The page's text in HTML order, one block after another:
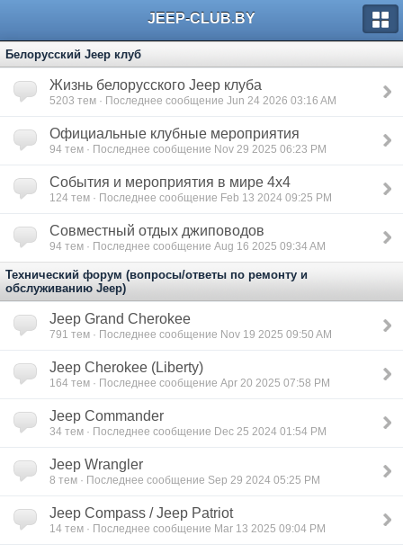
JEEP-CLUB.BY
Белорусский Jeep клуб
Жизнь белорусского Jeep клуба
5203 тем · Последнее сообщение Jun 24 2026 03:16 AM
Официальные клубные мероприятия
94 тем · Последнее сообщение Nov 29 2025 06:23 PM
События и мероприятия в мире 4х4
124 тем · Последнее сообщение Feb 13 2024 09:25 PM
Совместный отдых джиповодов
94 тем · Последнее сообщение Aug 16 2025 09:34 AM
Технический форум (вопросы/ответы по ремонту и
обслуживанию Jeep)
Jeep Grand Cherokee
791 тем · Последнее сообщение Nov 19 2025 09:50 AM
Jeep Cherokee (Liberty)
164 тем · Последнее сообщение Apr 20 2025 07:58 PM
Jeep Commander
34 тем · Последнее сообщение Dec 25 2024 01:54 PM
Jeep Wrangler
8 тем · Последнее сообщение Sep 29 2024 05:25 PM
Jeep Compass / Jeep Patriot
14 тем · Последнее сообщение Mar 13 2025 09:04 PM